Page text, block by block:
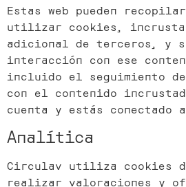
Estas web pueden
utilizar cookies,
adicional de terceros, y
interacción con ese
incluido el seguimiento
con el contenido
cuenta y estás conectado
Analítica
Circulav utiliza cookies
realizar valoraciones y